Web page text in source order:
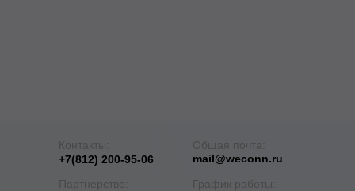
Контакты:
+7(812) 200-95-06
Общая почта:
mail@weconn.ru
Партнерство:
График работы: